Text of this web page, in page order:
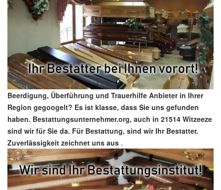
Beerdigung, Überführung und Trauerhilfe Anbieter in Ihrer
Region gegoogelt? Es ist klasse, dass Sie uns gefunden
haben. Bestattungsunternehmer.org, auch in 21514 Witzeeze
sind wir für Sie da. Für Bestattung, sind wir Ihr Bestatter.
Zuverlässigkeit zeichnet uns aus .